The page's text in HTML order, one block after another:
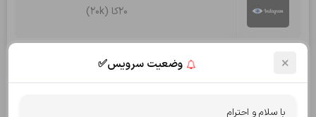
20کا (20k)
تعداد:
× وضعیت سرویس✅
با سلام و احترام